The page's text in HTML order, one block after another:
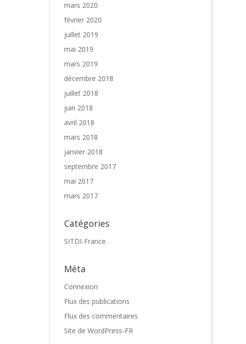
mars 2020
février 2020
juillet 2019
mai 2019
mars 2019
décembre 2018
juillet 2018
juin 2018
avril 2018
mars 2018
janvier 2018
septembre 2017
mai 2017
mars 2017
Catégories
SITDI-France
Méta
Connexion
Flux des publications
Flux des commentaires
Site de WordPress-FR